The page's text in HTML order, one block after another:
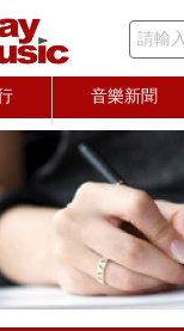
請輸
音樂新聞